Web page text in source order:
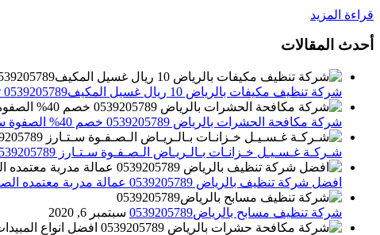
قراءة المزيد
أحدث المقالات
شركة تنظيف مكيفات بالرياض 10 ريال غسيل المكيف0539205789 تنظيف الوحدات الداخلية والخارجية
شركة مكافحة الحشرات بالرياض 0539205789 خصم 40% الصفوة ستارز لاباده الحشرات والقوارض
شـركـة غـسـيـل خـزانـات بـالـريـاض الـصـفـوة سـتـارز 0539205789
افضل شركة تنظيف بالرياض 0539205789 عمالة مدربة معتمده الصفوة ستارز
شركة تنظيف مسابح بالرياض0539205789 سبتمبر 6, 2020